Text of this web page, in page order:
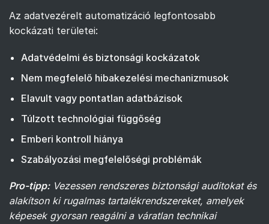
Az adatvezérelt automatizáció legfontosabb
kockázati területei:
Adatvédelmi és biztonsági kockázatok
Nem megfelelő hibakezelési mechanizmusok
Elavult vagy pontatlan adatbázisok
Túlzott technológiai függőség
Emberi kontroll hiánya
Szabályozási megfelelőségi problémák
Pro-tipp: Vezessen rendszeres biztonsági auditokat és
alakítson ki rugalmas tartalékrendszereket, amelyek
képesek gyorsan reagálni a váratlan technikai